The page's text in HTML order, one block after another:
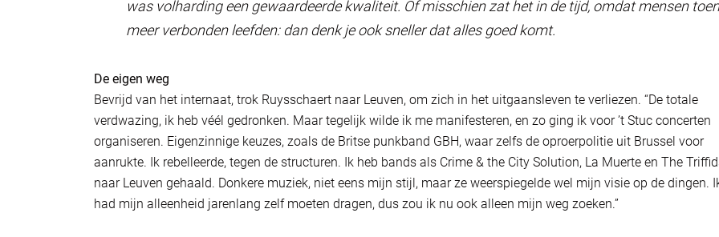
was volharding een gewaardeerde kwaliteit. Of misschien zat het in de tijd, omdat mensen toen
meer verbonden leefden: dan denk je ook sneller dat alles goed komt.
De eigen weg
Bevrijd van het internaat, trok Ruysschaert naar Leuven, om zich in het uitgaansleven te verliezen. “De totale
verdwazing, ik heb véél gedronken. Maar tegelijk wilde ik me manifesteren, en zo ging ik voor ’t Stuc concerten
organiseren. Eigenzinnige keuzes, zoals de Britse punkband GBH, waar zelfs de oproerpolitie uit Brussel voor
aanrukte. Ik rebelleerde, tegen de structuren. Ik heb bands als Crime & the City Solution, La Muerte en The
naar Leuven gehaald. Donkere muziek, niet eens mijn stijl, maar ze weerspiegelde wel mijn visie op de dingen.
had mijn alleenheid jarenlang zelf moeten dragen, dus zou ik nu ook alleen mijn weg zoeken.”